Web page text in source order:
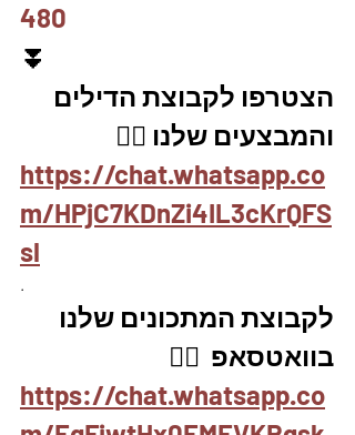
480
⏬
הצטרפו לקבוצת הדילים
והמבצעים שלנו 👇🏽
https://chat.whatsapp.co
m/HPjC7KDnZi4IL3cKrQFS
sl
.
לקבוצת המתכונים שלנו
בוואטסאפ  👇🏽
https://chat.whatsapp.co